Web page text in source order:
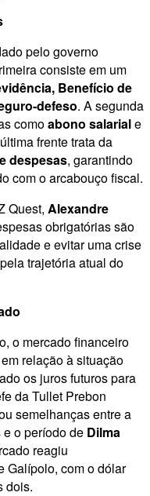
pelo governo
consiste em um
Benefício de
defeso. A segunda
comoabono salariale
frente trata da
despesas, garantindo
com o arcabouço fiscal.
Quest, Alexandre
obrigatórias são
e evitar uma crise
trajetória atual do
o mercado financeiro
relação à situação
os juros futuros para
da Tullet Prebon
semelhanças entre a
o período de Dilma
reagiu
Galípolo, com o dólar
dois.